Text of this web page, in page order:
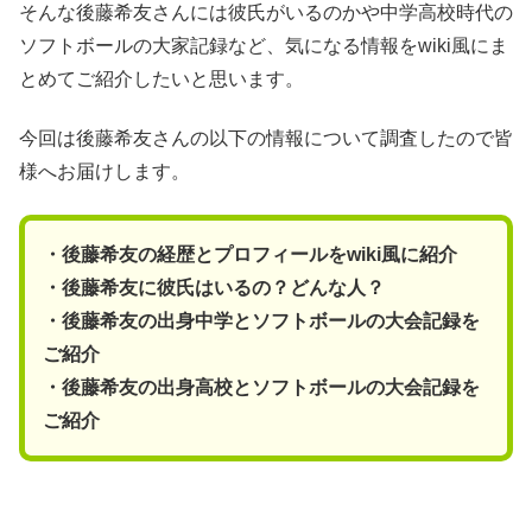
そんな後藤希友さんには彼氏がいるのかや中学高校時代の
ソフトボールの大家記録など、気になる情報をwiki風にま
とめてご紹介したいと思います。
今回は後藤希友さんの以下の情報について調査したので皆
様へお届けします。
・後藤希友の経歴とプロフィールをwiki風に紹介
・後藤希友に彼氏はいるの？どんな人？
・後藤希友の出身中学とソフトボールの大会記録を
ご紹介
・後藤希友の出身高校とソフトボールの大会記録を
ご紹介